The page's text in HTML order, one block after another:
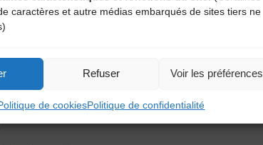
caractères et autre médias embarqués de sites tiers ne
Refuser Voir les préférences
de cookiesPolitique de confidentialité